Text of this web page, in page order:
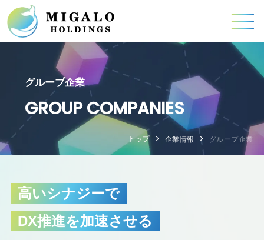
グループ企業
GROUP COMPANIES
トップ 企業情報 グループ企業
高いシナジーで
DX推進を加速させる